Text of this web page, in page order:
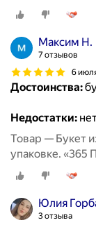
Максим Н.
7 отзывов
6
Достоинства:
Недостатки:
Товар — Букет
упаковке. «365
Юлия
3 отзыва